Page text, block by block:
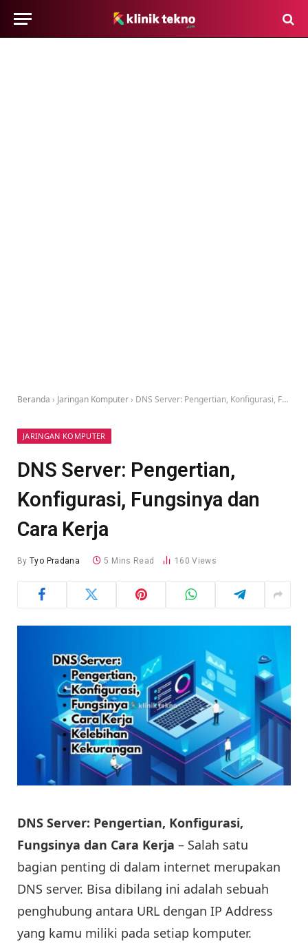
Beranda › Jaringan Komputer › DNS Server: Pengertian, Konfigurasi, Fungsinya dan Cara Kerja
JARINGAN KOMPUTER
DNS Server: Pengertian,
Konfigurasi, Fungsinya dan
Cara Kerja
By Tyo Pradana 5 Mins Read 160Views
DNS Server: Pengertian, Konfigurasi,
Fungsinya dan Cara Kerja – Salah satu
bagian penting di dalam internet merupakan
DNS server. Bisa dibilang ini adalah sebuah
penghubung antara URL dengan IP Address
yang kamu miliki pada setiap komputer.